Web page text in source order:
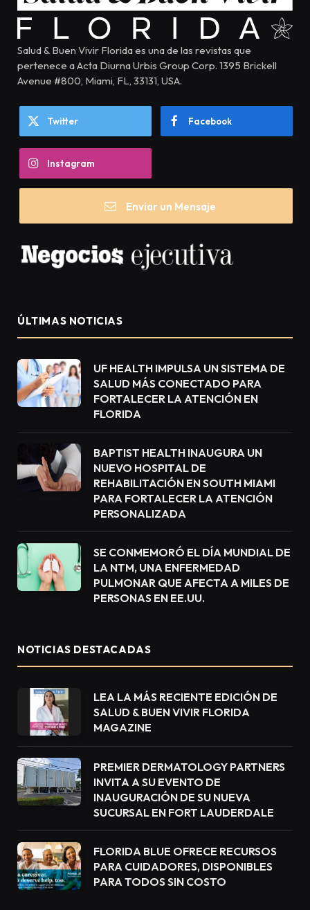
Salud & Buen Vivir Florida es una de las revistas que
pertenece a Acta Diurna Urbis Group Corp. 1395 Brickell
Avenue #800, Miami, FL, 33131, USA.
Twitter Facebook
Instagram
Enviar un Mensaje
ÚLTIMAS NOTICIAS
UF HEALTH IMPULSA UN SISTEMA DE
SALUD MÁS CONECTADO PARA
FORTALECER LA ATENCIÓN EN
FLORIDA
BAPTIST HEALTH INAUGURA UN
NUEVO HOSPITAL DE
REHABILITACIÓN EN SOUTH MIAMI
PARA FORTALECER LA ATENCIÓN
PERSONALIZADA
SE CONMEMORÓ EL DÍA MUNDIAL DE
LA NTM, UNA ENFERMEDAD
PULMONAR QUE AFECTA A MILES DE
PERSONAS EN EE.UU.
NOTICIAS DESTACADAS
LEA LA MÁS RECIENTE EDICIÓN DE
SALUD & BUEN VIVIR FLORIDA
MAGAZINE
PREMIER DERMATOLOGY PARTNERS
INVITA A SU EVENTO DE
INAUGURACIÓN DE SU NUEVA
SUCURSAL EN FORT LAUDERDALE
FLORIDA BLUE OFRECE RECURSOS
PARA CUIDADORES, DISPONIBLES
PARA TODOS SIN COSTO